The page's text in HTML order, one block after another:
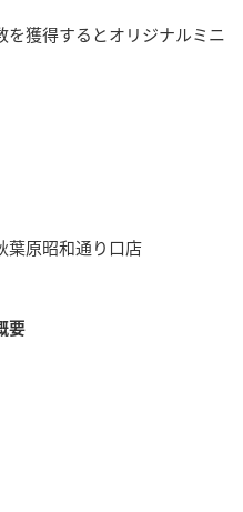
を獲得するとオリジナルミニ
葉原昭和通り口店
要